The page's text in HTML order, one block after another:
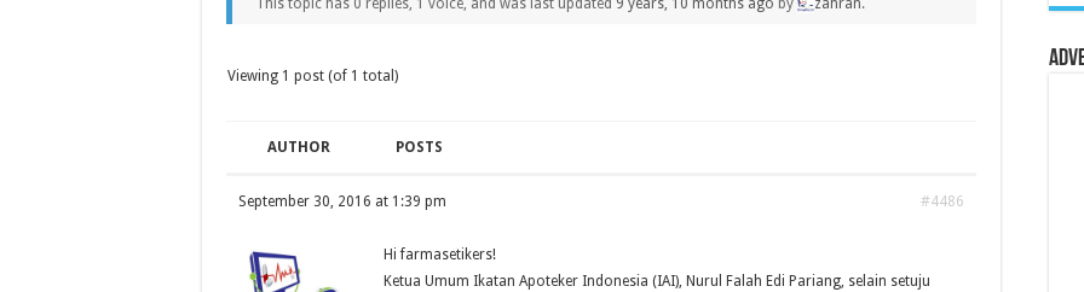
This topic has 0 replies, 1 voice, and was last updated 9 years, 10 months ago by zahran.
Viewing 1 post (of 1 total)
AUTHOR POSTS
September 30, 2016 at 1:39 pm #4486
Hi farmasetikers!
Ketua Umum Ikatan Apoteker Indonesia (IAI), Nurul Falah Edi Pariang, selain setuju